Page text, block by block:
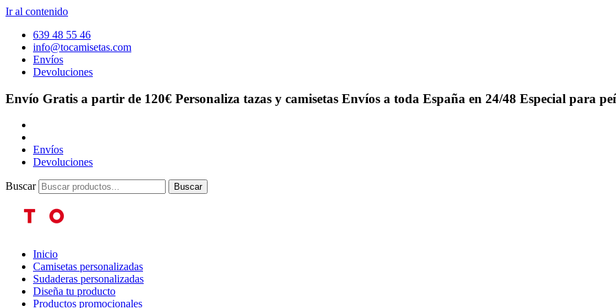
Ir al contenido
639 48 55 46
info@tocamisetas.com
Envíos
Devoluciones
Envío Gratis a partir de 120€ Personaliza tazas y camisetas Envíos a toda España en 24/48 Especial para
Envíos
Devoluciones
Buscar Buscar
Inicio
Camisetas personalizadas
Sudaderas personalizadas
Diseña tu producto
Productos promocionales